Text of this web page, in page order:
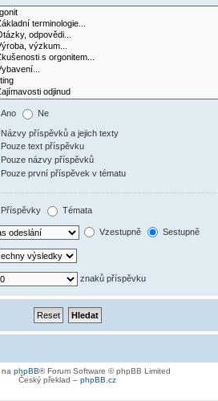
Ano Ne
Názvy příspěvků a jejich texty
Pouze text příspěvku
Pouze názvy příspěvků
Pouze první příspěvek v tématu
Příspěvky Témata
Vzestupně Sestupně
znaků příspěvku
phpBB® Forum Software © phpBB Limited
Český překlad – phpBB.cz